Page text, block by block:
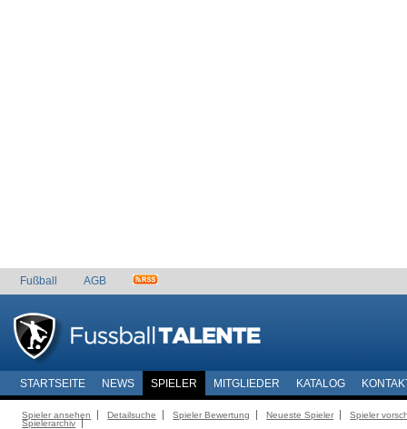
Fußball AGB
STARTSEITE NEWS SPIELER MITGLIEDER KATALOG
Spieler ansehen Detailsuche Spieler Bewertung Neueste Spieler
Spieler
Spielerarchiv